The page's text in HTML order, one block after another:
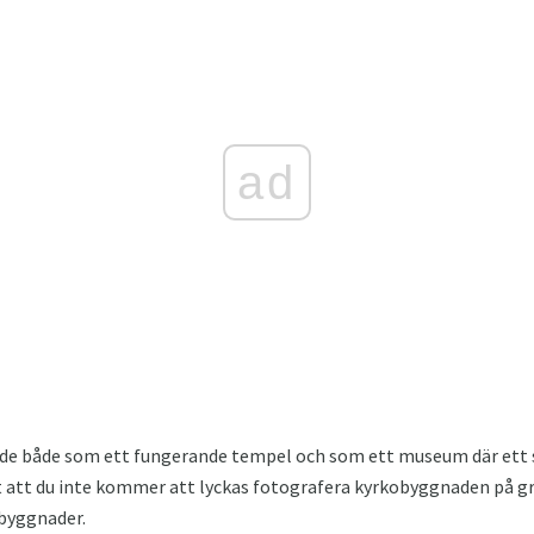
ad
både som ett fungerande tempel och som ett museum där
du inte kommer att lyckas fotografera kyrkobyggnaden på